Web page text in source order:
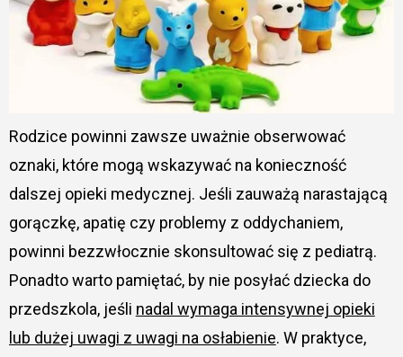
Rodzice powinni zawsze uważnie obserwować
oznaki, które mogą wskazywać na konieczność
dalszej opieki medycznej. Jeśli zauważą narastającą
gorączkę, apatię czy problemy z oddychaniem,
powinni bezzwłocznie skonsultować się z pediatrą.
Ponadto warto pamiętać, by nie posyłać dziecka do
przedszkola, jeśli nadal wymaga intensywnej opieki
lub dużej uwagi z uwagi na osłabienie. W praktyce,